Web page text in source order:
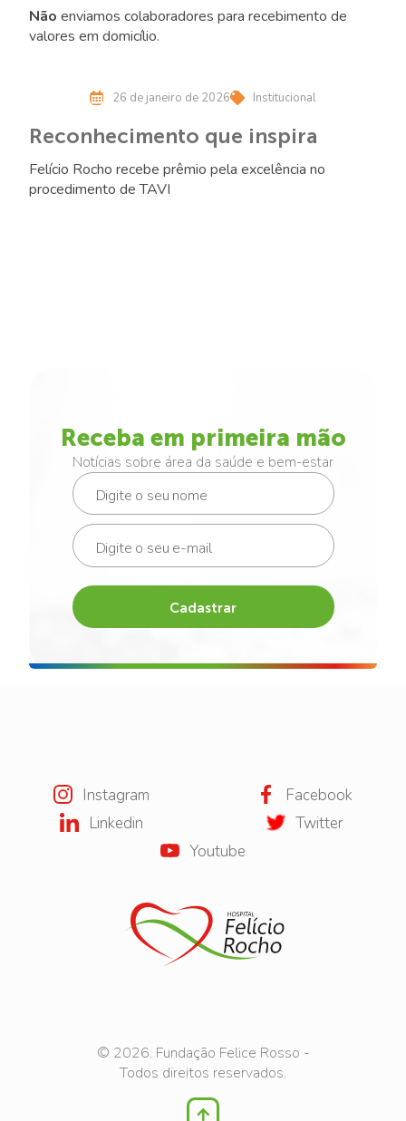
Não enviamos colaboradores para recebimento de
valores em domicílio.
26 de janeiro de 2026 Institucional
Reconhecimento que inspira
Felício Rocho recebe prêmio pela excelência no
procedimento de TAVI
Receba em primeira mão
Notícias sobre área da saúde e bem-estar
Cadastrar
Instagram
Facebook
Linkedin
Twitter
Youtube
© 2026. Fundação Felice Rosso -
Todos direitos reservados.